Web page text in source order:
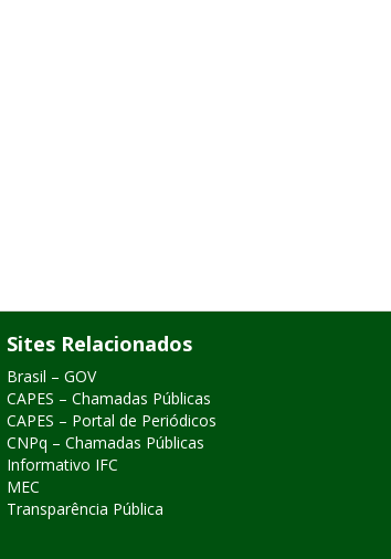
Sites Relacionados
Brasil – GOV
CAPES – Chamadas Públicas
CAPES – Portal de Periódicos
CNPq – Chamadas Públicas
Informativo IFC
MEC
Transparência Pública